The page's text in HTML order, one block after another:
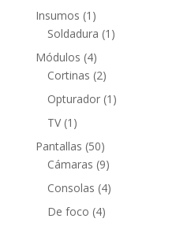
productos
Insumos 1 1
producto
Soldadura 1 1
Módulos 44
productos
Cortinas 22
productos
Opturador 1 1
TV 1 1
producto
Pantallas 5050
productos
Cámaras 99
productos
Consolas 44
De foco 44